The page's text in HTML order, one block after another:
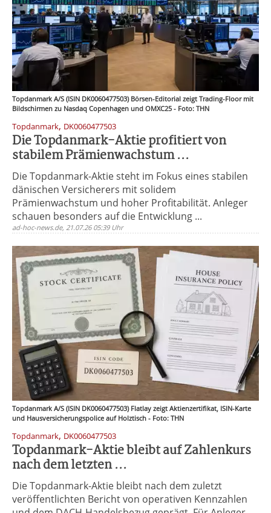
Topdanmark A/S (ISIN DK0060477503) Börsen-Editorial zeigt Trading-Floor mit
Bildschirmen zu Nasdaq Copenhagen und OMXC25 - Foto: THN
Topdanmark, DK0060477503
Die Topdanmark-Aktie profitiert von
stabilem Prämienwachstum ...
Die Topdanmark-Aktie steht im Fokus eines stabilen
dänischen Versicherers mit solidem
Prämienwachstum und hoher Profitabilität. Anleger
schauen besonders auf die Entwicklung ...
ad-hoc-news.de, 21.07.26 05:39 Uhr
Topdanmark A/S (ISIN DK0060477503) Flatlay zeigt Aktienzertifikat, ISIN-Karte
und Hausversicherungspolice auf Holztisch - Foto: THN
Topdanmark, DK0060477503
Topdanmark-Aktie bleibt auf Zahlenkurs
nach dem letzten ...
Die Topdanmark-Aktie bleibt nach dem zuletzt
veröffentlichten Bericht von operativen Kennzahlen